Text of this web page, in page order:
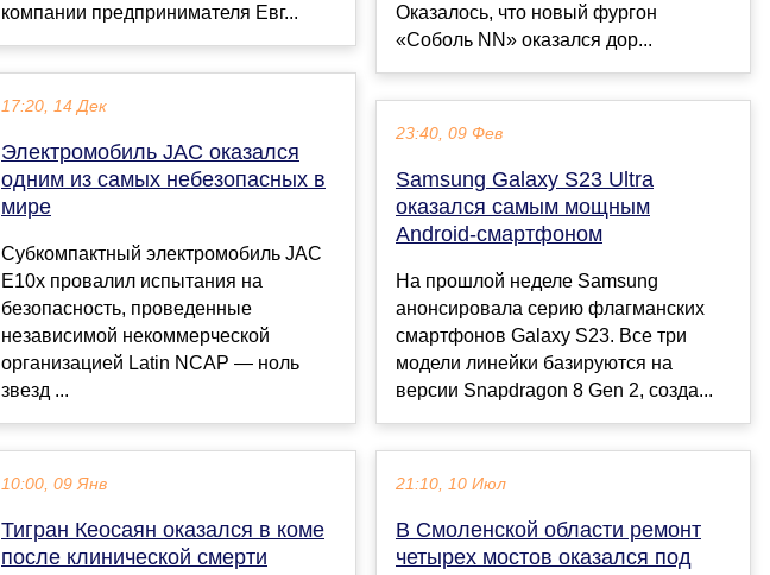
компании предпринимателя Евг...
17:20, 14 Дек
Электромобиль JAC оказался
одним из самых небезопасных в
мире
Субкомпактный электромобиль JAC
E10x провалил испытания на
безопасность, проведенные
независимой некоммерческой
организацией Latin NCAP — ноль
звезд ...
10:00, 09 Янв
Тигран Кеосаян оказался в коме
после клинической смерти
Оказалось, что новый фургон
«Соболь NN» оказался дор...
23:40, 09 Фев
Samsung Galaxy S23 Ultra
оказался самым мощным
Android-смартфоном
На прошлой неделе Samsung
анонсировала серию флагманских
смартфонов Galaxy S23. Все три
модели линейки базируются на
версии Snapdragon 8 Gen 2, созда...
21:10, 10 Июл
В Смоленской области ремонт
четырех мостов оказался под